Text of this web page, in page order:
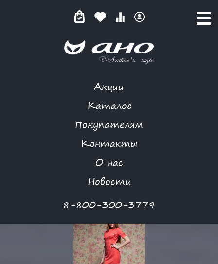
Акции
Каталог
Покупателям
Контакты
О нас
Новости
8-800-300-3779
NIYA